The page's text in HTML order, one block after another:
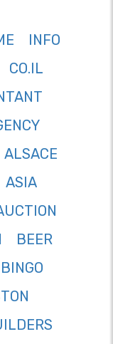
INFO
CO.IL
ALSACE
ASIA
BEER
BINGO